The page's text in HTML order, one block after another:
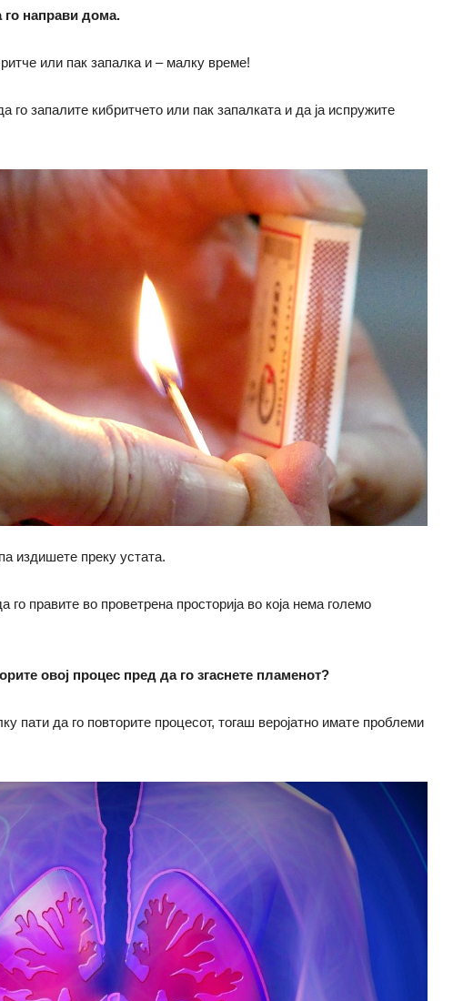
го направи дома.
или пак запалка и – малку време!
го запалите кибритчето или пак запалката и да ја испружите
издишете преку устата.
го правите во проветрена просторија во која нема големо
овој процес пред да го згаснете пламенот?
пати да го повторите процесот, тогаш веројатно имате проблеми